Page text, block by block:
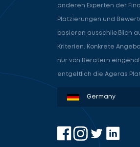
anderen Experten der
Platzierungen und
basieren ausschließlich
Kriterien. Konkrete
nur von Beratern
entgeltlich die Ageras
Denmark
Sweden
Norway
Netherlands
Germany
USA